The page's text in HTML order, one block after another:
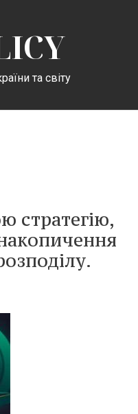
та світу
стратегію,